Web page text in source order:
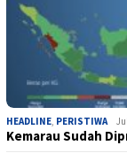
HEADLINE PERISTIWA
Kemarau Sudah